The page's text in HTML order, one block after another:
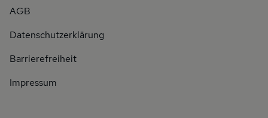
AGB
Datenschutzerklärung
Barrierefreiheit
Impressum